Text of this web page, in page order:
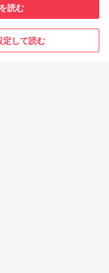
読む
定して読む